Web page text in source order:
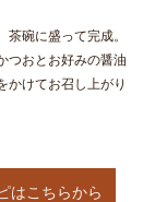
碗に盛って完成。
つおとお好みの醤油
かけてお召し上がり
はこちらから